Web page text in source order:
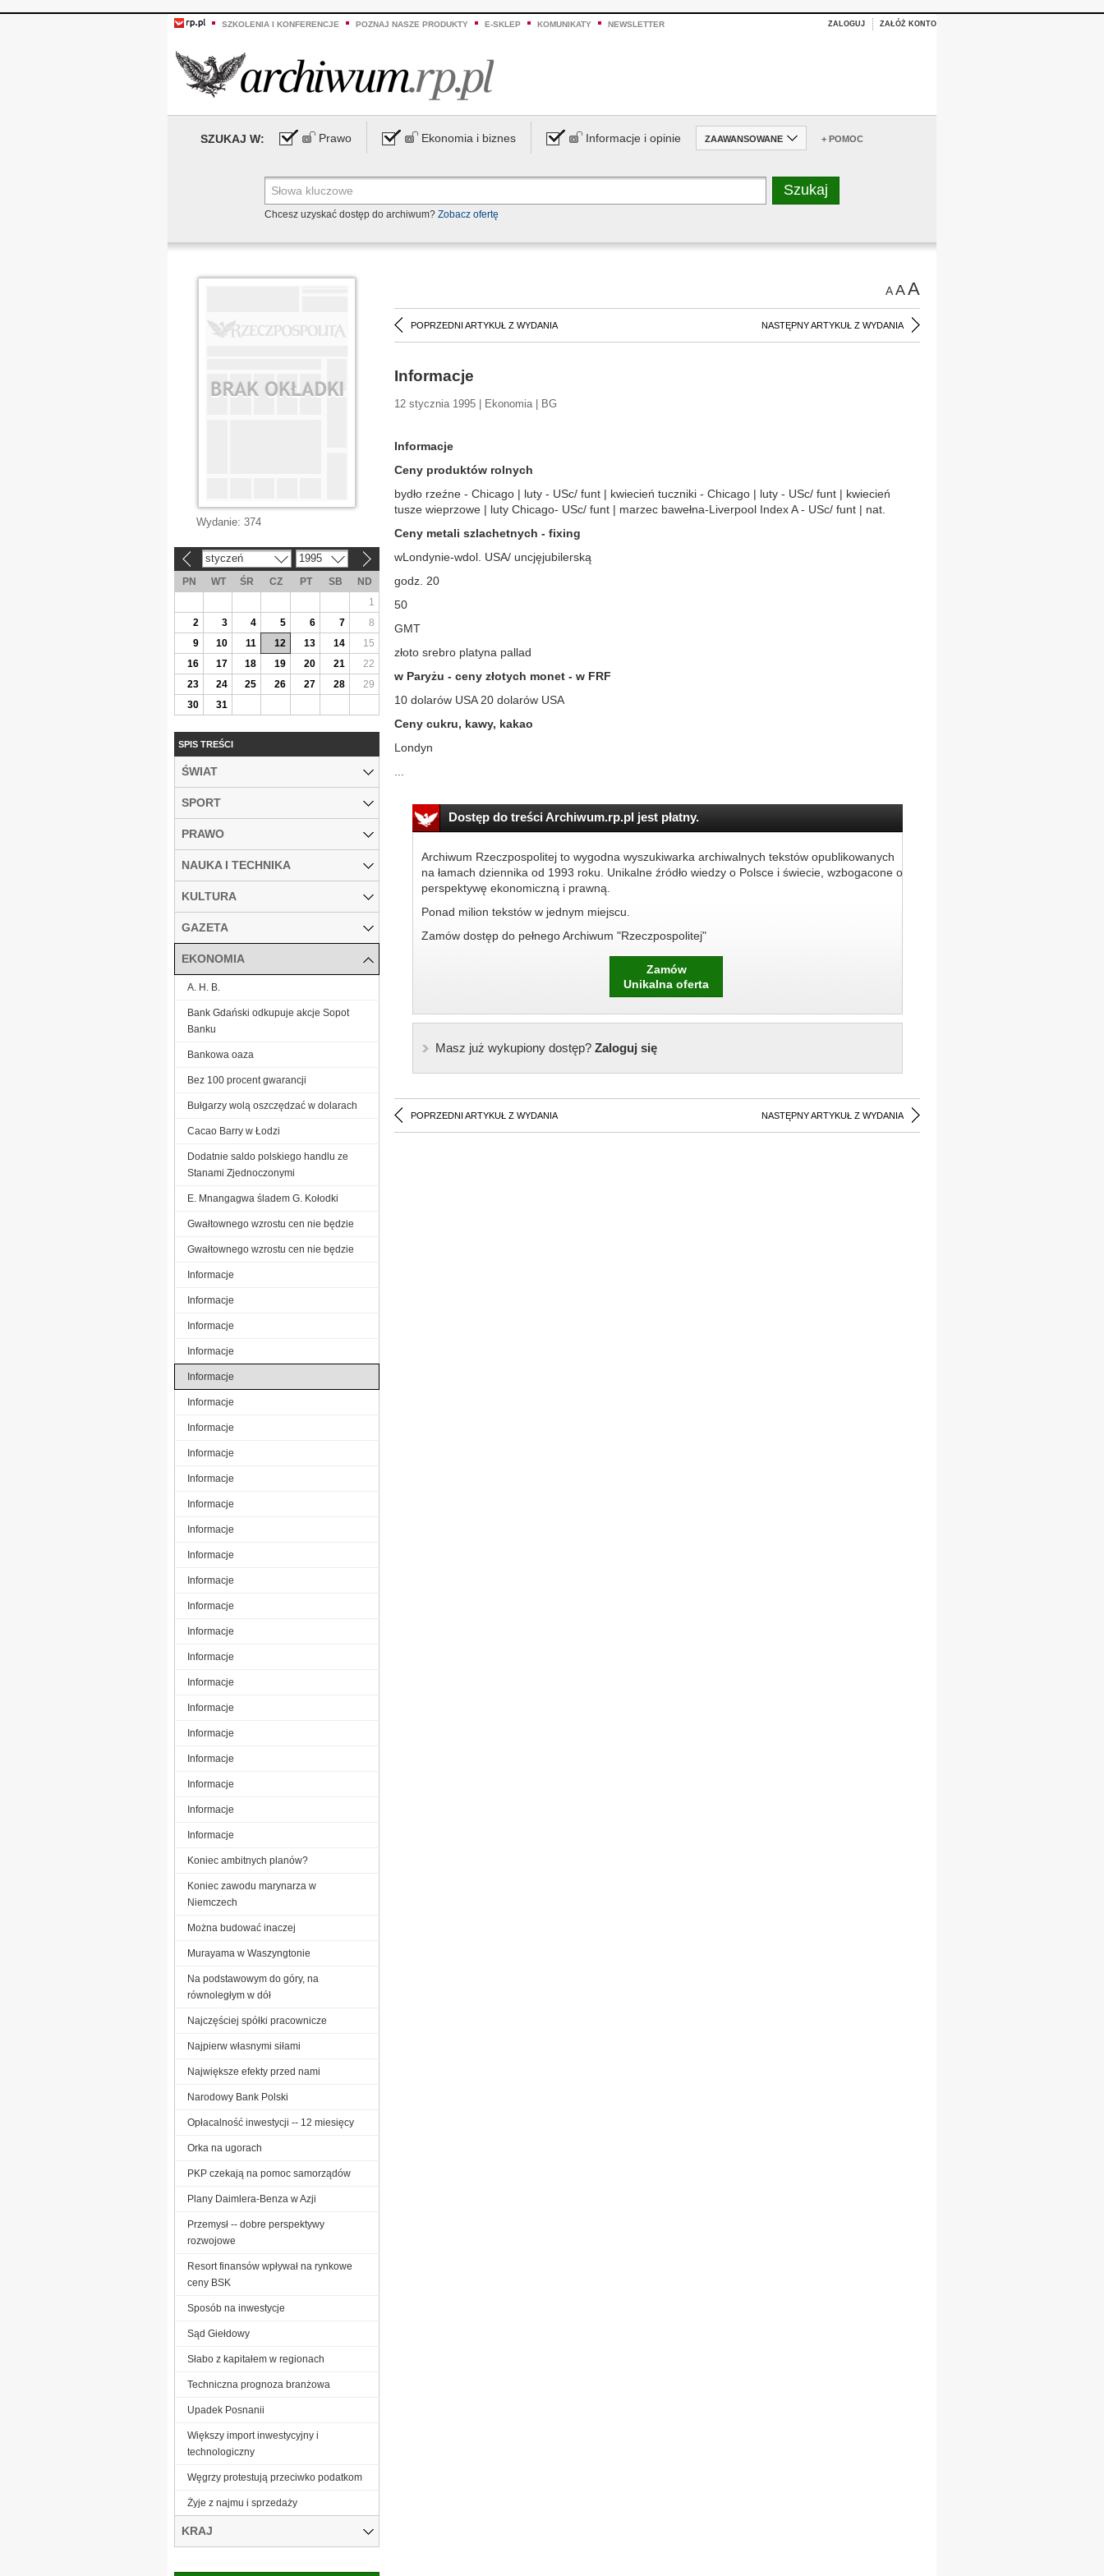
SZKOLENIA I KONFERENCJE POZNAJ NASZE PRODUKTY E-SKLEP KOMUNIKATY NEWSLETTER ZALOGUJ ZAŁÓŻ KONTO
SZUKAJ W: Prawo Ekonomia i biznes Informacje i opinie ZAAWANSOWANE + POMOC
Chcesz uzyskać dostęp do archiwum? Zobacz ofertę
AAA
POPRZEDNI ARTYKUŁ Z WYDANIA NASTĘPNY ARTYKUŁ Z WYDANIA
Informacje
12 stycznia 1995 | Ekonomia | BG
Informacje
Ceny produktów rolnych
bydło rzeźne - Chicago | luty - USc/ funt | kwiecień tuczniki - Chicago | luty - USc/ funt | kwiecień
tusze wieprzowe | luty Chicago- USc/ funt | marzec bawełna-Liverpool Index A - USc/ funt | nat.
Ceny metali szlachetnych - fixing
wLondynie-wdol. USA/ uncjęjubilerską
godz. 20
50
GMT
złoto srebro platyna pallad
w Paryżu - ceny złotych monet - w FRF
10 dolarów USA 20 dolarów USA
Ceny cukru, kawy, kakao
Londyn
Dostęp do treści Archiwum.rp.pl jest płatny.
Archiwum Rzeczpospolitej to wygodna wyszukiwarka archiwalnych tekstów opublikowanych
na łamach dziennika od 1993 roku. Unikalne źródło wiedzy o Polsce i świecie, wzbogacone o
perspektywę ekonomiczną i prawną.
Ponad milion tekstów w jednym miejscu.
Zamów dostęp do pełnego Archiwum "Rzeczpospolitej"
Zamów
Unikalna oferta
Masz już wykupiony dostęp?Zaloguj się
POPRZEDNI ARTYKUŁ Z WYDANIA NASTĘPNY ARTYKUŁ Z WYDANIA
Wydanie: 374
styczeń 1995
PN WT ŚR CZ PT SB
ND
1
2
3 4 5 6 7
8
9
10 11 12 13 14
15
16
17 18 19 20 21
22
23
24 25 26 27 28
29
30
31
SPIS TREŚCI
ŚWIAT
SPORT
PRAWO
NAUKA I TECHNIKA
KULTURA
GAZETA
EKONOMIA
A. H. B.
Bank Gdański odkupuje akcje Sopot
Banku
Bankowa oaza
Bez 100 procent gwarancji
Bułgarzy wolą oszczędzać w dolarach
Cacao Barry w Łodzi
Dodatnie saldo polskiego handlu ze
Stanami Zjednoczonymi
E. Mnangagwa śladem G. Kołodki
Gwałtownego wzrostu cen nie będzie
Gwałtownego wzrostu cen nie będzie
Informacje
Informacje
Informacje
Informacje
Informacje
Informacje
Informacje
Informacje
Informacje
Informacje
Informacje
Informacje
Informacje
Informacje
Informacje
Informacje
Informacje
Informacje
Informacje
Informacje
Informacje
Informacje
Informacje
Koniec ambitnych planów?
Koniec zawodu marynarza w
Niemczech
Można budować inaczej
Murayama w Waszyngtonie
Na podstawowym do góry, na
równoległym w dół
Najczęściej spółki pracownicze
Najpierw własnymi siłami
Największe efekty przed nami
Narodowy Bank Polski
Opłacalność inwestycji -- 12 miesięcy
Orka na ugorach
PKP czekają na pomoc samorządów
Plany Daimlera-Benza w Azji
Przemysł -- dobre perspektywy
rozwojowe
Resort finansów wpływał na rynkowe
ceny BSK
Sposób na inwestycje
Sąd Giełdowy
Słabo z kapitałem w regionach
Techniczna prognoza branżowa
Upadek Posnanii
Większy import inwestycyjny i
technologiczny
Węgrzy protestują przeciwko podatkom
Żyje z najmu i sprzedaży
KRAJ